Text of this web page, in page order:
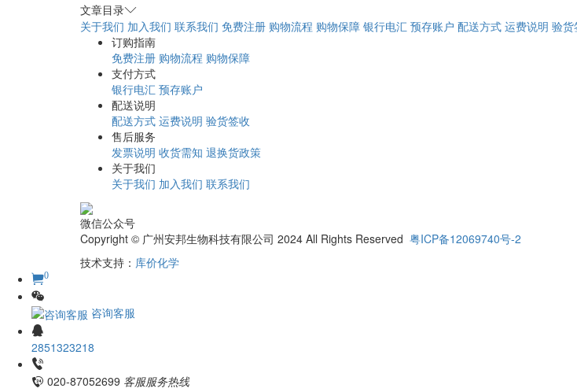
文章目录
关于我们 加入我们 联系我们 免费注册 购物流程 购物保障 银行电汇 预存账户 配送方式 运费说明 验货
订购指南
免费注册 购物流程 购物保障
支付方式
银行电汇 预存账户
配送说明
配送方式 运费说明 验货签收
售后服务
发票说明 收货需知 退换货政策
关于我们
关于我们 加入我们 联系我们
微信公众号
Copyright © 广州安邦生物科技有限公司 2024 All Rights Reserved 粤ICP备12069740号-2
技术支持： 库价化学
0
咨询客服
2851323218
020-87052699 客服服务热线